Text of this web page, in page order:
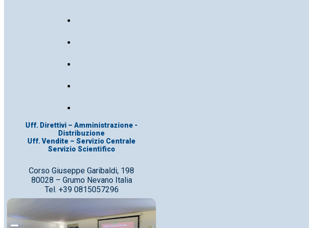
Uff. Direttivi – Amministrazione -
Distribuzione
Uff. Vendite – Servizio Centrale
Servizio Scientifico
Corso Giuseppe Garibaldi, 198
80028 – Grumo Nevano Italia
Tel. +39 0815057296